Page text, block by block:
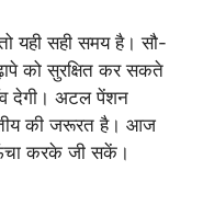
यही सही समय है। सौ-
को सुरक्षित कर सकते
देगी। अटल पेंशन
की जरूरत है। आज
करके जी सकें।